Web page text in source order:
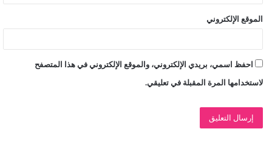
الموقع الإلكتروني
احفظ اسمي، بريدي الإلكتروني، والموقع الإلكتروني في هذا المتصفح
لاستخدامها المرة المقبلة في تعليقي.